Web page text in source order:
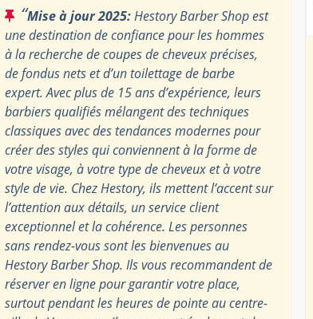
“Mise à jour 2025:Hestory Barber Shop est
une destination de confiance pour les hommes
à la recherche de coupes de cheveux précises,
de fondus nets et d’un toilettage de barbe
expert. Avec plus de 15 ans d’expérience, leurs
barbiers qualifiés mélangent des techniques
classiques avec des tendances modernes pour
créer des styles qui conviennent à la forme de
votre visage, à votre type de cheveux et à votre
style de vie. Chez Hestory, ils mettent l’accent sur
l’attention aux détails, un service client
exceptionnel et la cohérence. Les personnes
sans rendez-vous sont les bienvenues au
Hestory Barber Shop. Ils vous recommandent de
réserver en ligne pour garantir votre place,
surtout pendant les heures de pointe au centre-